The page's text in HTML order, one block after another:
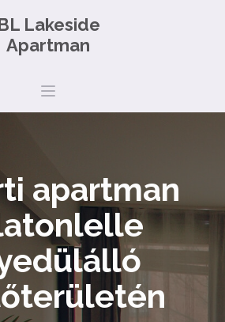
Lakeside
Apartman
apartman